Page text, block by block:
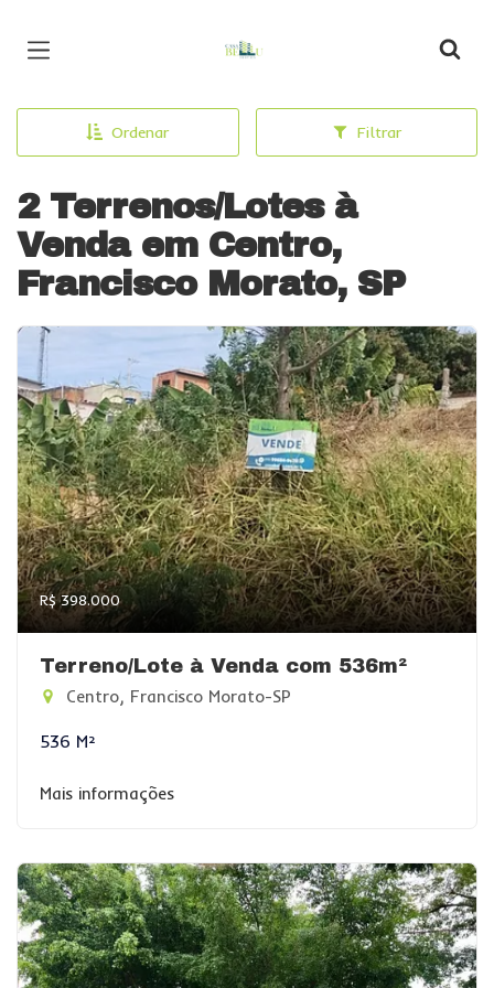
Ordenar Filtrar
2 Terrenos/Lotes à
Venda em Centro,
Francisco Morato, SP
R$ 398.000
Terreno/Lote à Venda com 536m²
Centro, Francisco Morato-SP
536 M²
Mais informações